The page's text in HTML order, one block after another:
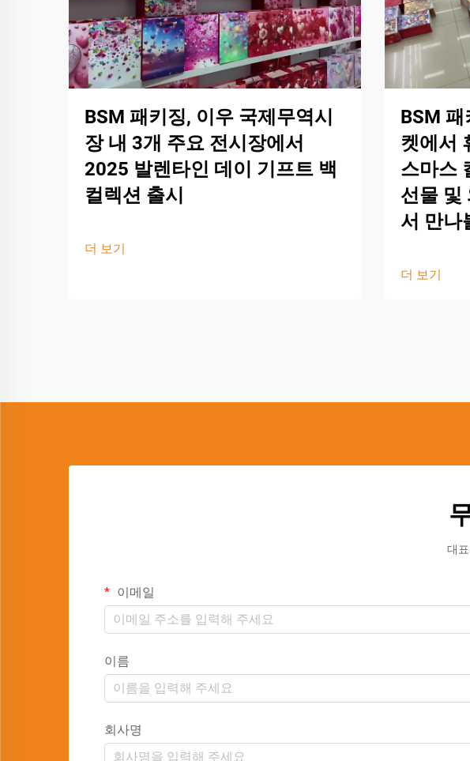
BSM 패키징, 이우 국제무역시
장 내 3개 주요 전시장에서
2025 발렌타인 데이 기프트 백
컬렉션 출시
더 보기
BSM
켓에서
스마스
선물 및
서 만나
더 보기
대
이메일
이름
회사명